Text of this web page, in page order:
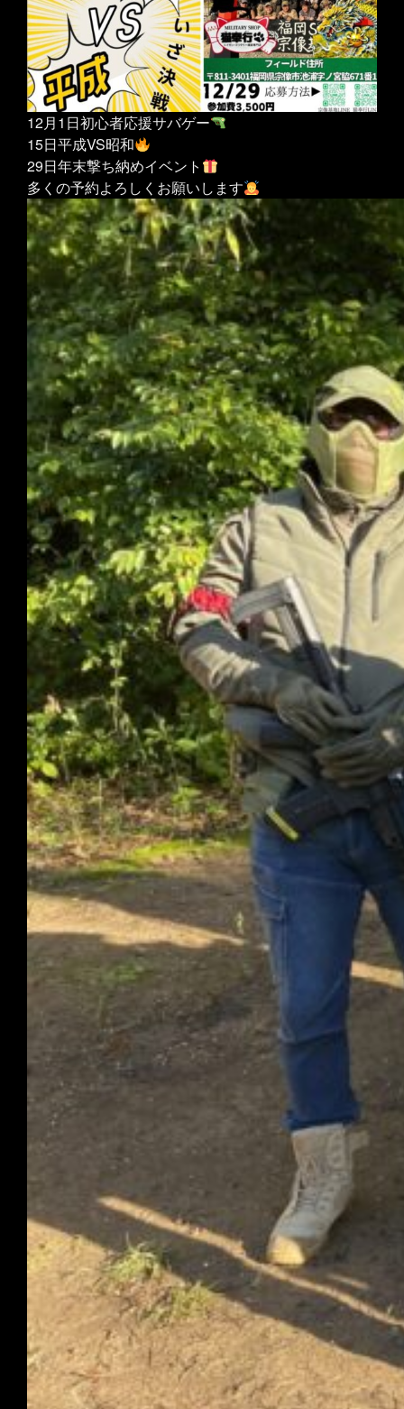
12月1日初心者応援サバゲー
15日平成VS昭和
29日年末撃ち納めイベント
多くの予約よろしくお願いします